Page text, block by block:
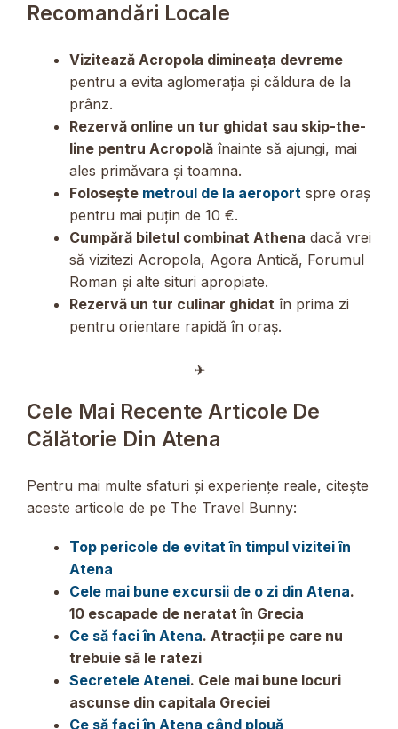
Recomandări Locale
Vizitează Acropola dimineața devreme
pentru a evita aglomerația și căldura de la
prânz.
Rezervă online un tur ghidat sau skip-the-
line pentru Acropolă înainte să ajungi, mai
ales primăvara și toamna.
Folosește metroul de la aeroport spre oraș
pentru mai puțin de 10 €.
Cumpără biletul combinat Athena dacă vrei
să vizitezi Acropola, Agora Antică, Forumul
Roman și alte situri apropiate.
Rezervă un tur culinar ghidat în prima zi
pentru orientare rapidă în oraș.
✈︎
Cele Mai Recente Articole De
Călătorie Din Atena
Pentru mai multe sfaturi și experiențe reale, citește
aceste articole de pe The Travel Bunny:
Top pericole de evitat în timpul vizitei în
Atena
Cele mai bune excursii de o zi din Atena.
10 escapade de neratat în Grecia
Ce să faci în Atena. Atracții pe care nu
trebuie să le ratezi
Secretele Atenei. Cele mai bune locuri
ascunse din capitala Greciei
Ce să faci în Atena când plouă